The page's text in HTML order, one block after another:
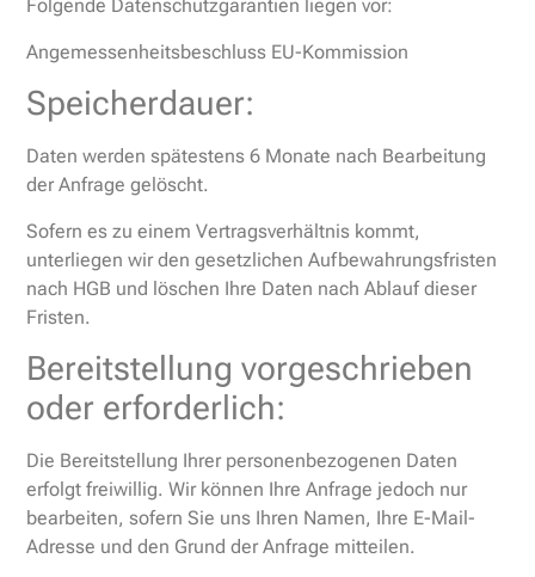
Folgende Datenschutzgarantien liegen vor:
Angemessenheitsbeschluss EU-Kommission
Speicherdauer:
Daten werden spätestens 6 Monate nach Bearbeitung
der Anfrage gelöscht.
Sofern es zu einem Vertragsverhältnis kommt,
unterliegen wir den gesetzlichen Aufbewahrungsfristen
nach HGB und löschen Ihre Daten nach Ablauf dieser
Fristen.
Bereitstellung vorgeschrieben
oder erforderlich:
Die Bereitstellung Ihrer personenbezogenen Daten
erfolgt freiwillig. Wir können Ihre Anfrage jedoch nur
bearbeiten, sofern Sie uns Ihren Namen, Ihre E-Mail-
Adresse und den Grund der Anfrage mitteilen.